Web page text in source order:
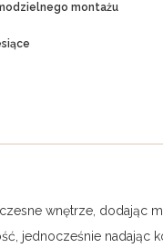
montażu
wnętrze, dodając
jednocześnie nadając